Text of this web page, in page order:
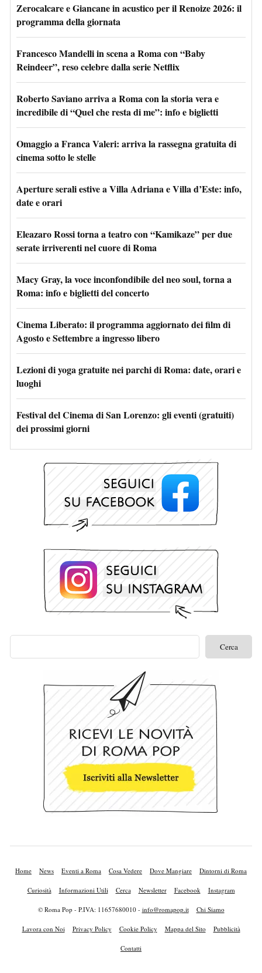
Zerocalcare e Giancane in acustico per il Renoize 2026: il
programma della giornata
Francesco Mandelli in scena a Roma con “Baby
Reindeer”, reso celebre dalla serie Netflix
Roberto Saviano arriva a Roma con la storia vera e
incredibile di “Quel che resta di me”: info e biglietti
Omaggio a Franca Valeri: arriva la rassegna gratuita di
cinema sotto le stelle
Aperture serali estive a Villa Adriana e Villa d’Este: info,
date e orari
Eleazaro Rossi torna a teatro con “Kamikaze” per due
serate irriverenti nel cuore di Roma
Macy Gray, la voce inconfondibile del neo soul, torna a
Roma: info e biglietti del concerto
Cinema Liberato: il programma aggiornato dei film di
Agosto e Settembre a ingresso libero
Lezioni di yoga gratuite nei parchi di Roma: date, orari e
luoghi
Festival del Cinema di San Lorenzo: gli eventi (gratuiti)
dei prossimi giorni
Home News Eventi a Roma Cosa Vedere Dove Mangiare Dintorni di Roma
Curiosità Informazioni Utili Cerca Newsletter Facebook Instagram
© Roma Pop - P.IVA: 11657680010 - info@romapop.it Chi Siamo
Lavora con Noi Privacy Policy Cookie Policy Mappa del Sito Pubblicità
Contatti